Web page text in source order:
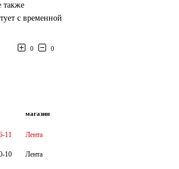
также
с временной
0 0
магазин
11
Лента
10 Лента